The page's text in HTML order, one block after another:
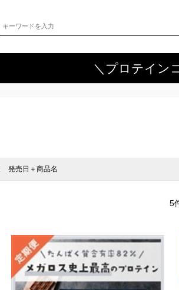
＼プロテイン
発売日＋商品名
5